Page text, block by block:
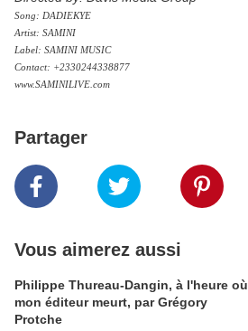
Song: DADIEKYE
Artist: SAMINI
Label: SAMINI MUSIC
Contact: +2330244338877
www.SAMINILIVE.com
Partager
Vous aimerez aussi
Philippe Thureau-Dangin, à l'heure où
mon éditeur meurt, par Grégory
Protche